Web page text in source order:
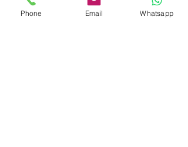
Marktgasse 72, 8400 Winterthur, Schweiz
Phone Email Whatsapp